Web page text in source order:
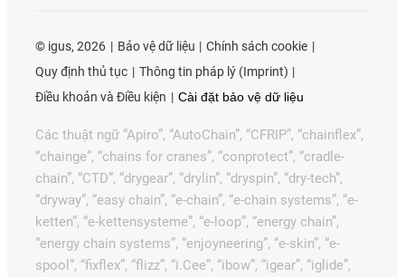
© igus, 2026 Bảo vệ dữ liệu
Chính sách cookie
Quy định thủ tục
Thông tin pháp lý (Imprint)
Điều khoản và Điều kiện
Cài đặt bảo vệ dữ liệu
Các thuật ngữ “Apiro”, “AutoChain”, “CFRIP”, “chainflex”,
“chainge”, “chains for cranes”, “conprotect”, “cradle-
chain”, “CTD”, “drygear”, “drylin”, “dryspin”, “dry-tech”,
“dryway”, “easy chain”, “e-chain”, “e-chain systems”, “e-
ketten”, “e-kettensysteme”, “e-loop”, “energy chain”,
“energy chain systems”, “enjoyneering”, “e-skin”, “e-
spool”, “fixflex”, “flizz”, “i.Cee”, “ibow”, “igear”, “iglide”,